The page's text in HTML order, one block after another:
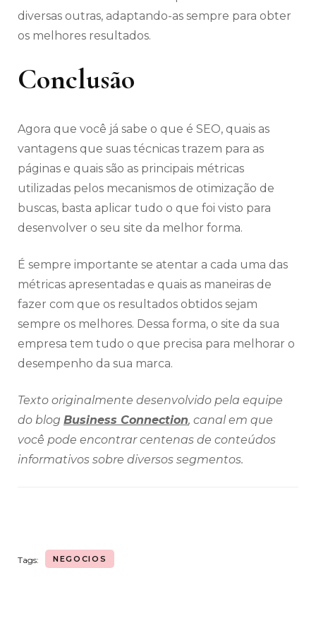
diversas outras, adaptando-as sempre para obter
os melhores resultados.
Conclusão
Agora que você já sabe o que é SEO, quais as
vantagens que suas técnicas trazem para as
páginas e quais são as principais métricas
utilizadas pelos mecanismos de otimização de
buscas, basta aplicar tudo o que foi visto para
desenvolver o seu site da melhor forma.
É sempre importante se atentar a cada uma das
métricas apresentadas e quais as maneiras de
fazer com que os resultados obtidos sejam
sempre os melhores. Dessa forma, o site da sua
empresa tem tudo o que precisa para melhorar o
desempenho da sua marca.
Texto originalmente desenvolvido pela equipe
do blog Business Connection, canal em que
você pode encontrar centenas de conteúdos
informativos sobre diversos segmentos.
Tags: NEGOCIOS